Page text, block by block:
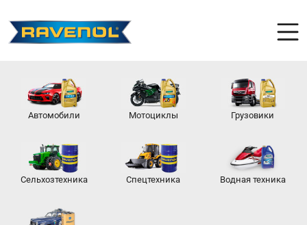
Автомобили Мотоциклы Грузовики
Сельхозтехника Спецтехника Водная техника